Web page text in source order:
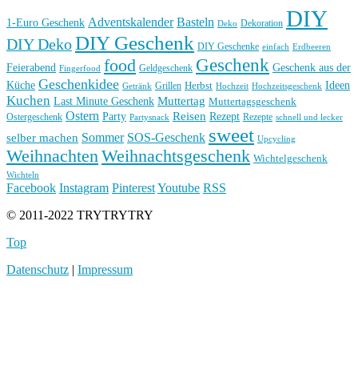
1-Euro Geschenk Adventskalender Basteln Deko Dekoration DIY
DIY DekoDIY Geschenk DIY Geschenke einfach Erdbeeren
Feierabend Fingerfood food Geldgeschenk Geschenk Geschenk aus der
Küche Geschenkidee Getränk Grillen Herbst Hochzeit Hochzeitsgeschenk Ideen
Kuchen Last Minute Geschenk Muttertag Muttertagsgeschenk
Ostergeschenk Ostern Party Partysnack Reisen Rezept Rezepte schnell und lecker
selber machen Sommer SOS-Geschenk sweet Upcycling
WeihnachtenWeihnachtsgeschenk Wichtelgeschenk
Wichteln
Facebook Instagram PinterestYoutube RSS
© 2011-2022 TRYTRYTRY
Top
Datenschutz | Impressum